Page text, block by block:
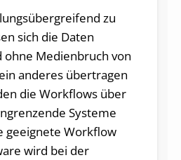
zu
sich die Daten
Medienbruch von
anderes übertragen
die Workflows über
Systeme
geeignete Workflow
wird bei der